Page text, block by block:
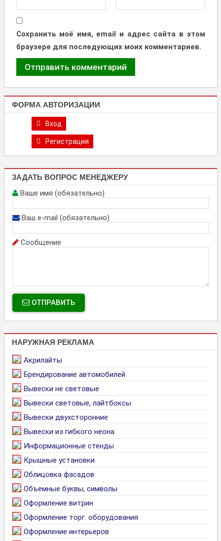
Сохранить моё имя, email и адрес сайта в этом
браузере для последующих моих комментариев.
ФОРМА АВТОРИЗАЦИИ
Вход
Регистрация
ЗАДАТЬ ВОПРОС МЕНЕДЖЕРУ
Ваше имя (обязательно)
Ваш e-mail (обязательно)
Сообщение
ОТПРАВИТЬ
НАРУЖНАЯ РЕКЛАМА
Акрилайты
Брендирование автомобилей
Вывески не световые
Вывески световые, лайтбоксы
Вывески двухсторонние
Вывески из гибкого неона
Информационные стенды
Крышные установки
Облицовка фасадов
Объемные буквы, символы
Оформление витрин
Оформление торг. оборудования
Оформление интерьеров